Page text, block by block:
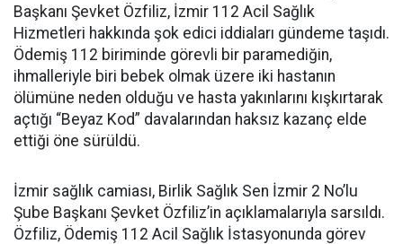
Başkanı Şevket Özfiliz, İzmir 112 Acil Sağlık
Hizmetleri hakkında şok edici iddiaları gündeme taşıdı.
Ödemiş 112 biriminde görevli bir paramediğin,
ihmalleriyle biri bebek olmak üzere iki hastanın
ölümüne neden olduğu ve hasta yakınlarını kışkırtarak
açtığı “Beyaz Kod” davalarından haksız kazanç elde
ettiği öne sürüldü.
İzmir sağlık camiası, Birlik Sağlık Sen İzmir 2 No’lu
Şube Başkanı Şevket Özfiliz’in açıklamalarıyla sarsıldı.
Özfiliz, Ödemiş 112 Acil Sağlık İstasyonunda görev